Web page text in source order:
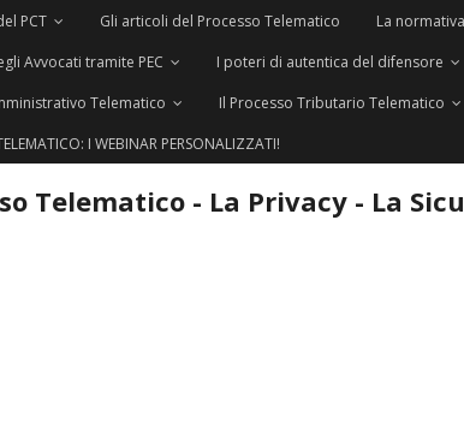
PCT Gli articoli del Processo Telematico La
Avvocati tramite PEC
I poteri di autentica del difensore
Telematico
Il Processo Tributario Telematico
I WEBINAR PERSONALIZZATI!
Telematico - La Privacy - La